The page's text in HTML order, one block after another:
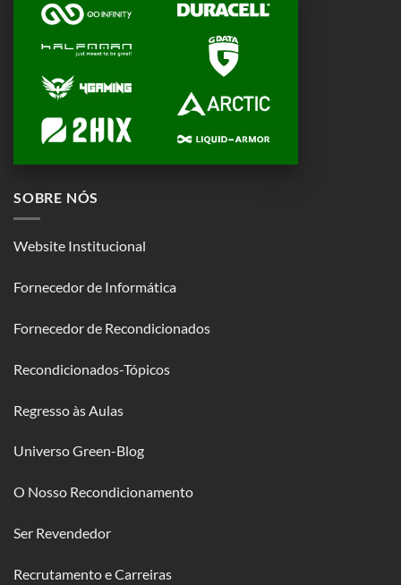
SOBRE NÓS
Website Institucional
Fornecedor de Informática
Fornecedor de Recondicionados
Recondicionados-Tópicos
Regresso às Aulas
Universo Green-Blog
O Nosso Recondicionamento
Ser Revendedor
Recrutamento e Carreiras